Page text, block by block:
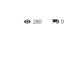
0
280